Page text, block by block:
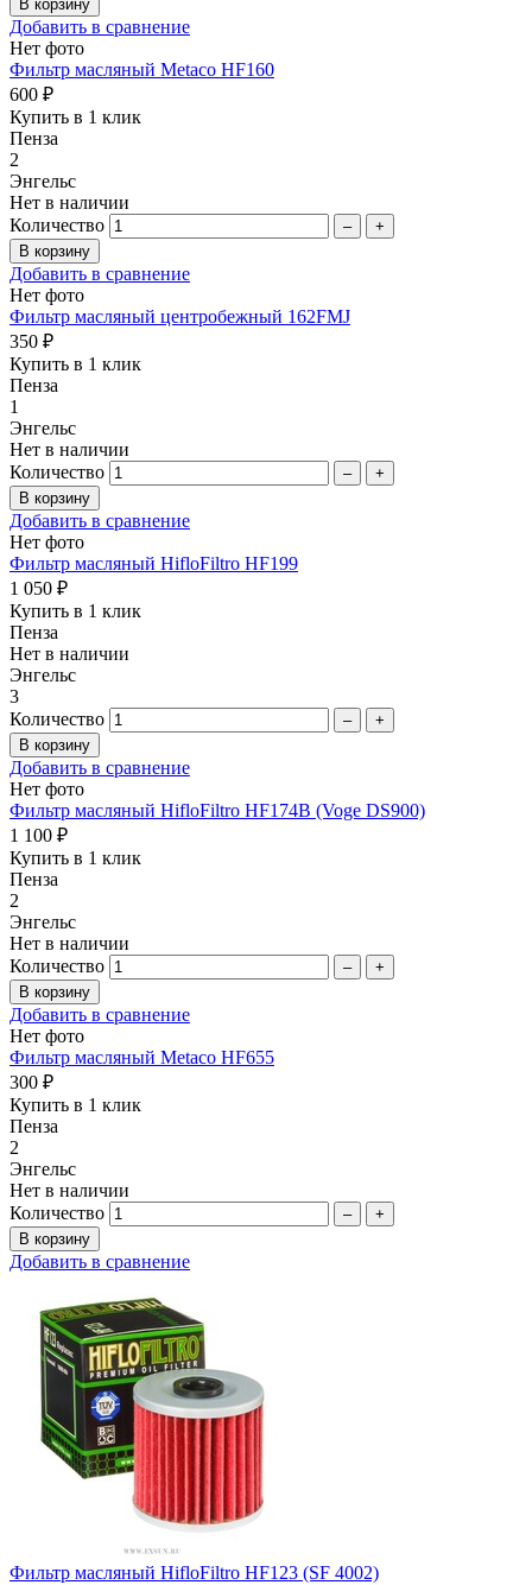
Добавить в сравнение
Нет фото
Фильтр масляный Metaco HF160
600 ₽
Купить в 1 клик
Пенза
2
Энгельс
Нет в наличии
Количество
– +
Добавить в сравнение
Нет фото
Фильтр масляный центробежный 162FMJ
350 ₽
Купить в 1 клик
Пенза
1
Энгельс
Нет в наличии
Количество
– +
Добавить в сравнение
Нет фото
Фильтр масляный HifloFiltro HF199
1 050 ₽
Купить в 1 клик
Пенза
Нет в наличии
Энгельс
3
Количество
– +
Добавить в сравнение
Нет фото
Фильтр масляный HifloFiltro HF174B (Voge DS900)
1 100 ₽
Купить в 1 клик
Пенза
2
Энгельс
Нет в наличии
Количество
– +
Добавить в сравнение
Нет фото
Фильтр масляный Metaco HF655
300 ₽
Купить в 1 клик
Пенза
2
Энгельс
Нет в наличии
Количество
– +
Добавить в сравнение
Фильтр масляный HifloFiltro HF123 (SF 4002)